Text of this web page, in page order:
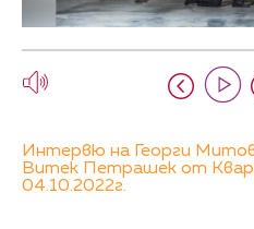
Интервю на Георги
Витек Петрашек от
04.10.2022г.